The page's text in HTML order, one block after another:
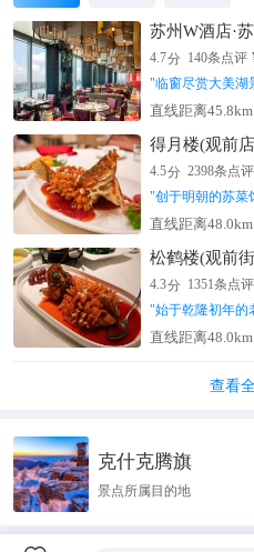
苏州W酒店·
4.7分 140条点评
"临窗尽赏大美湖
直线距离45.8km
得月楼(观前
4.5分 2398条点评
"创于明朝的苏菜
直线距离48.0km
松鹤楼(观前
4.3分 1351条点评
"始于乾隆初年的
直线距离48.0km
查看
克什克腾旗
景点所属目的地